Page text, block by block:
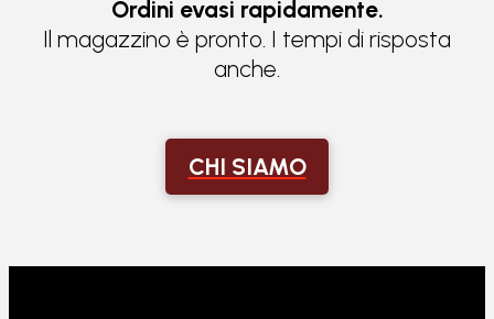
Ordini evasi rapidamente.
Il magazzino è pronto. I tempi di risposta
anche.
CHI SIAMO